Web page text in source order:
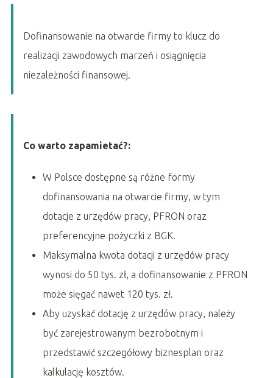
Dofinansowanie na otwarcie firmy to klucz do
realizacji zawodowych marzeń i osiągnięcia
niezależności finansowej.
Co warto zapamietać?:
W Polsce dostępne są różne formy
dofinansowania na otwarcie firmy, w tym
dotacje z urzędów pracy, PFRON oraz
preferencyjne pożyczki z BGK.
Maksymalna kwota dotacji z urzędów pracy
wynosi do 50 tys. zł, a dofinansowanie z PFRON
może sięgać nawet 120 tys. zł.
Aby uzyskać dotację z urzędów pracy, należy
być zarejestrowanym bezrobotnym i
przedstawić szczegółowy biznesplan oraz
kalkulację kosztów.